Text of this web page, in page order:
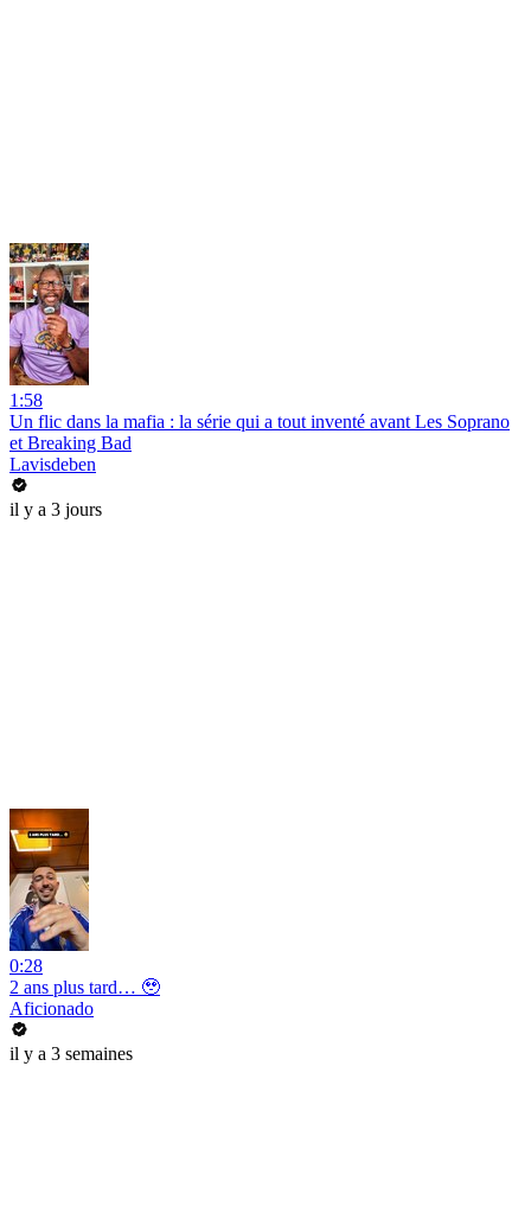
1:58
Un flic dans la mafia : la série qui a tout inventé avant Les Soprano
et Breaking Bad
Lavisdeben
il y a 3 jours
0:28
2 ans plus tard… 🥹
Aficionado
il y a 3 semaines